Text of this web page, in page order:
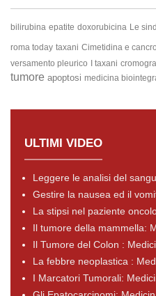
bilirubina epatite doxorubicina Le
roma today taxani Cimetidina e cancro
versamento pleurico
I taxani
tumore apoptosi medicina
ULTIMI VIDEO
Leggere le analisi del
Gestire la nausea ed il
La stipsi nel paziente
Il tumore della mammella:
Il Tumore del Colon :
La febbre neoplastica :
I Marcatori Tumorali: